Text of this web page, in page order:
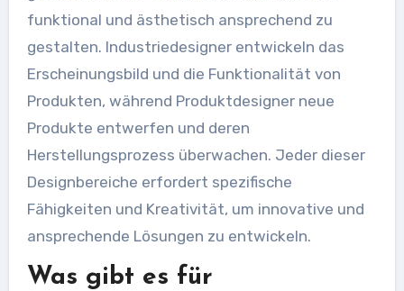
funktional und ästhetisch ansprechend zu
gestalten. Industriedesigner entwickeln das
Erscheinungsbild und die Funktionalität von
Produkten, während Produktdesigner neue
Produkte entwerfen und deren
Herstellungsprozess überwachen. Jeder dieser
Designbereiche erfordert spezifische
Fähigkeiten und Kreativität, um innovative und
ansprechende Lösungen zu entwickeln.
Was gibt es für